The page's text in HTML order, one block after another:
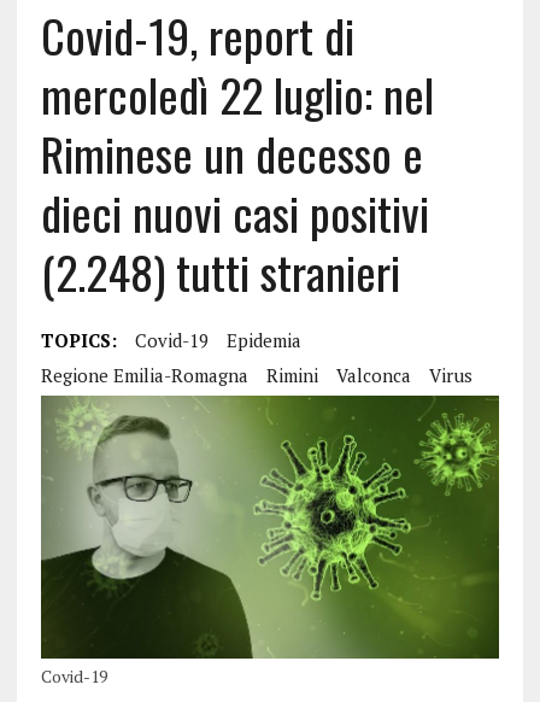
Covid-19, report di
mercoledì 22 luglio: nel
Riminese un decesso e
dieci nuovi casi positivi
(2.248) tutti stranieri
TOPICS: Covid-19
Epidemia
Regione Emilia-Romagna
Rimini Valconca Virus
Covid-19